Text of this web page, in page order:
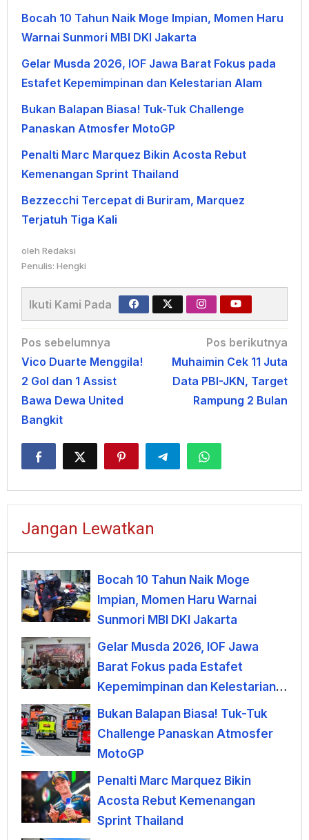
Bocah 10 Tahun Naik Moge Impian, Momen Haru
Warnai Sunmori MBI DKI Jakarta
Gelar Musda 2026, IOF Jawa Barat Fokus pada
Estafet Kepemimpinan dan Kelestarian Alam
Bukan Balapan Biasa! Tuk-Tuk Challenge
Panaskan Atmosfer MotoGP
Penalti Marc Marquez Bikin Acosta Rebut
Kemenangan Sprint Thailand
Bezzecchi Tercepat di Buriram, Marquez
Terjatuh Tiga Kali
oleh Redaksi
Penulis: Hengki
Ikuti Kami Pada
Navigasi
pos
Pos sebelumnya
Vico Duarte Menggila!
2 Gol dan 1 Assist
Bawa Dewa United
Bangkit
Pos berikutnya
Muhaimin Cek 11 Juta
Data PBI-JKN, Target
Rampung 2 Bulan
Jangan Lewatkan
Bocah 10 Tahun Naik Moge
Impian, Momen Haru Warnai
Sunmori MBI DKI Jakarta
Gelar Musda 2026, IOF Jawa
Barat Fokus pada Estafet
Kepemimpinan dan Kelestarian
Alam
Bukan Balapan Biasa! Tuk-Tuk
Challenge Panaskan Atmosfer
MotoGP
Penalti Marc Marquez Bikin
Acosta Rebut Kemenangan
Sprint Thailand